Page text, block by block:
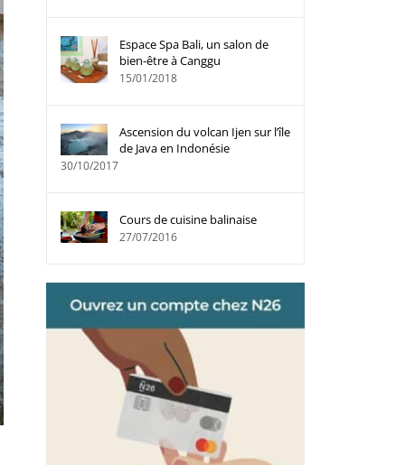
Espace Spa Bali, un salon de
bien-être à Canggu
15/01/2018
Ascension du volcan Ijen sur l’île
de Java en Indonésie
30/10/2017
Cours de cuisine balinaise
27/07/2016